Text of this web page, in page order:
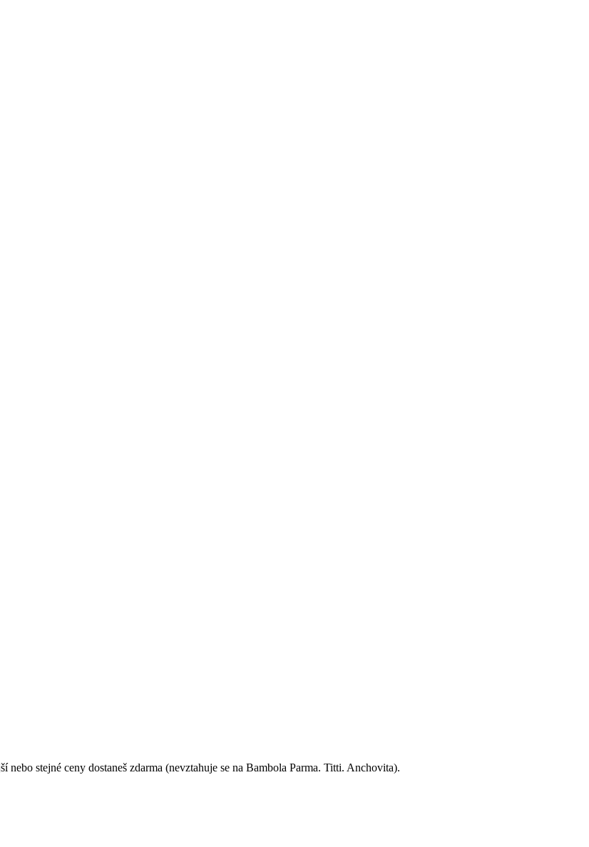
stejné ceny dostaneš zdarma (nevztahuje se na Bambola Parma. Titti. Anchovita).